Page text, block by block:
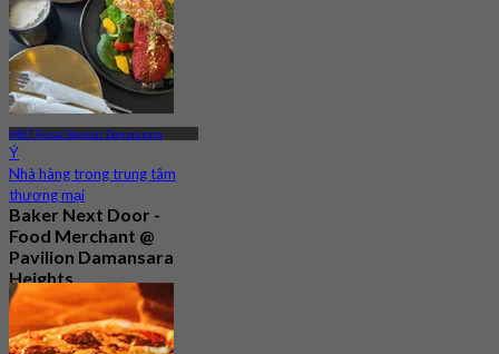
MRT Pusat Bandar Damansara
Ý
Nhà hàng trong trung tâm
thương mại
Baker Next Door -
Food Merchant @
Pavilion Damansara
Heights
Mới
4.4
TừRM 41.25